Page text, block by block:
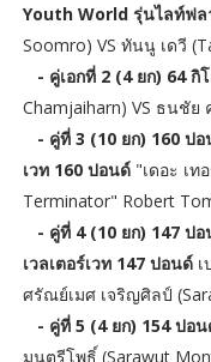
Youth World รุ่นไลท์ฟล
Soomro) VS ทันนู เดวี
- คู่เอกที่ 2 (4 ยก) 64 กิ
Chamjaiharn) VS ธนชัย
- คู่ที่ 3 (10 ยก) 160 ป
เวท 160 ปอนด์ "เดอะ เท
Terminator" Robert
- คู่ที่ 4 (10 ยก) 147 ป
เวลเตอร์เวท 147 ปอนด์เ
ศรัณย์เมศ เจริญศิลป์
- คู่ที่ 5 (4 ยก) 154 ปอ
มนตรีโพธิ์ (Sarawut